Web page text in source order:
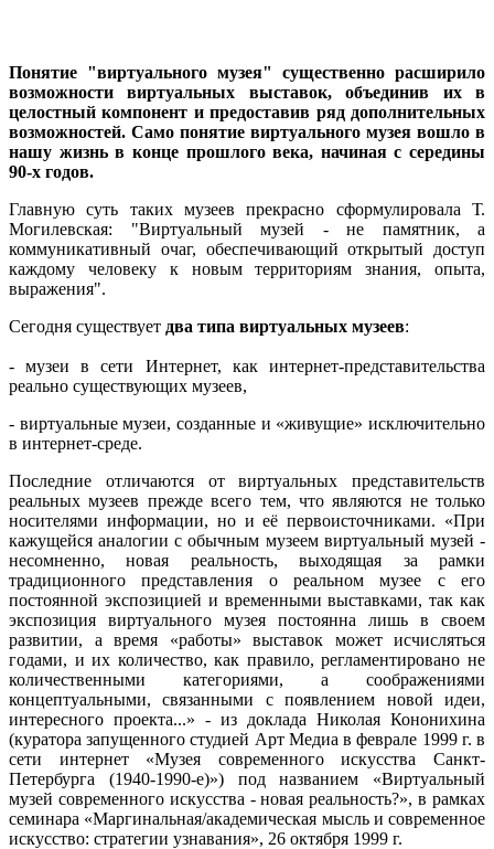
Понятие "виртуального музея" существенно расширило
возможности виртуальных выставок, объединив их в
целостный компонент и предоставив ряд дополнительных
возможностей. Само понятие виртуального музея вошло в
нашу жизнь в конце прошлого века, начиная с середины
90-х годов.
Главную суть таких музеев прекрасно сформулировала Т.
Могилевская: "Виртуальный музей - не памятник, а
коммуникативный очаг, обеспечивающий открытый доступ
каждому человеку к новым территориям знания, опыта,
выражения".
Сегодня существует два типа виртуальных музеев:
- музеи в сети Интернет, как интернет-представительства
реально существующих музеев,
- виртуальные музеи, созданные и «живущие» исключительно
в интернет-среде.
Последние отличаются от виртуальных представительств
реальных музеев прежде всего тем, что являются не только
носителями информации, но и её первоисточниками. «При
кажущейся аналогии с обычным музеем виртуальный музей -
несомненно, новая реальность, выходящая за рамки
традиционного представления о реальном музее с его
постоянной экспозицией и временными выставками, так как
экспозиция виртуального музея постоянна лишь в своем
развитии, а время «работы» выставок может исчисляться
годами, и их количество, как правило, регламентировано не
количественными категориями, а соображениями
концептуальными, связанными с появлением новой идеи,
интересного проекта...» - из доклада Николая Кононихина
(куратора запущенного студией Арт Медиа в феврале 1999 г. в
сети интернет «Музея современного искусства Санкт-
Петербурга (1940-1990-е)») под названием «Виртуальный
музей современного искусства - новая реальность?», в рамках
семинара «Маргинальная/академическая мысль и современное
искусство: стратегии узнавания», 26 октября 1999 г.